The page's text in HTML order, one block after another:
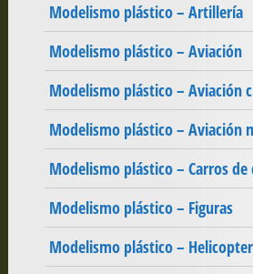
Modelismo plástico – Artillería
Modelismo plástico – Aviación
Modelismo plástico – Aviación
Modelismo plástico – Aviación
Modelismo plástico – Carros
Modelismo plástico – Figuras
Modelismo plástico –